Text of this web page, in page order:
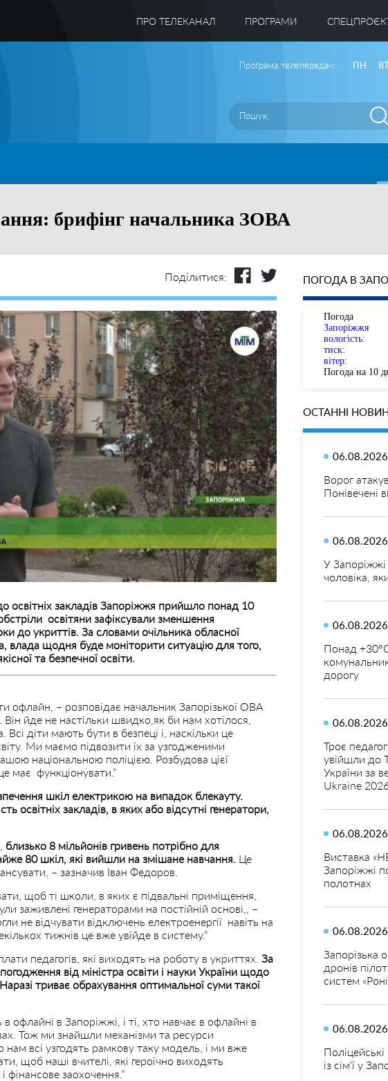
ПРО ТЕЛЕКАНАЛ ПРОГРАМИ
Програма телепередач: ПН
брифінг начальника ЗОВА
Поділитися:
закладів Запоріжжя прийшло понад 10
освітяни зафіксували зменшення
до укриттів. За словами очільника обласної
влада щодня буде моніторити ситуацію для того,
та безпечної освіти.
офлайн, – розповідає начальник Запорізької ОВА
йде не настільки швидко,як би нам хотілося,
діти мають бути в безпеці і, наскільки це
Ми маємо підвозити їх за узгодженими
національною поліцією. Розбудова цієї
має функціонувати.”
шкіл електрикою на випадок блекауту.
закладів, в яких або відсутні генератори,
близько 8 мільйонів гривень потрібно для
80 шкіл, які вийшли на змішане навчання. Це
– зазначив Іван Федоров.
щоб ті школи, в яких є підвальні приміщення,
заживлені генераторами на постійній основі,, –
не відчувати відключень електроенергії навіть на
тижнів це вже увійде в систему.”
педагогів, які виходять на роботу в укриттях. За
від міністра освіти і науки України щодо
триває обрахування оптимальної суми такої
офлайні в Запоріжжі, і ті, хто навчає в офлайні в
Тож ми знайшли механізми та ресурси
всі узгодять рамкову таку модель, і ми вже
щоб наші вчителі, які героїчно виходять
заохочення.”
ПОГОДА В
Погода
Запоріжжя
вологість:
тиск:
вітер:
Погода на 10
ОСТАННІ
Ворог
Понівечені
У Запоріжжі
чоловіка,
Понад
дорогу
Троє
увійшли до
України за
Ukraine
Виставка
Запоріжжі
полотнах
Запорізька
дронів
систем
із сім’ї у